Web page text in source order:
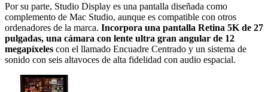
Por su parte, Studio Display es una pantalla diseñada como
complemento de Mac Studio, aunque es compatible con otros
ordenadores de la marca. Incorpora una pantalla Retina 5K de 27
pulgadas, una cámara con lente ultra gran angular de 12
megapíxeles con el llamado Encuadre Centrado y un sistema de
sonido con seis altavoces de alta fidelidad con audio espacial.